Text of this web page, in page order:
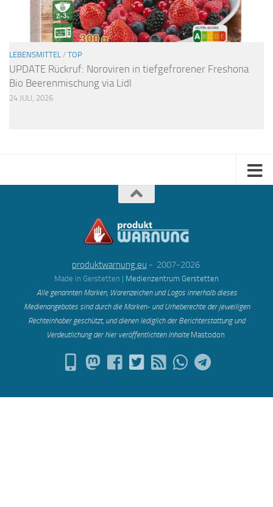
LEBENSMITTEL / TOP
UPDATE Rückruf: Noroviren in tiefgefrorener Freshona
Bio Beerenmischung via Lidl
24 JULI, 2026
produktwarnung.eu - 2007-2026
Made in Gerstetten | Medienzentrum Gerstetten
Alle genannten Marken, Warenzeichen und Logos innerhalb dieses
Medienangebotes sind durch die Marken- und Urheberechte der jeweiligen
Rechteinhaber geschützt, und dienen lediglich der Berichterstattung und
Verdeutlichung der hier veröffentlichten Inhalte Mastodon